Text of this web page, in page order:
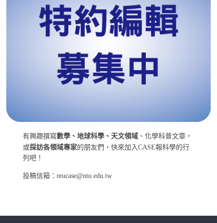
有興趣撰寫數學、地球科學、天文領域 、化學科普文章，
或採訪各領域專家的朋友們，快來加入CASE報科學的行
列吧！
投稿信箱：ntucase@ntu.edu.tw